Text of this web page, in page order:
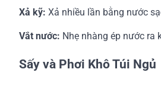
Xả kỹ: Xả nhiều lần bằng nước
Vắt nước: Nhẹ nhàng ép nước ra
Sấy và Phơi Khô Túi Ngủ